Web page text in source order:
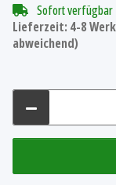
Sofort verfügbar
Lieferzeit: 4-8
abweichend)